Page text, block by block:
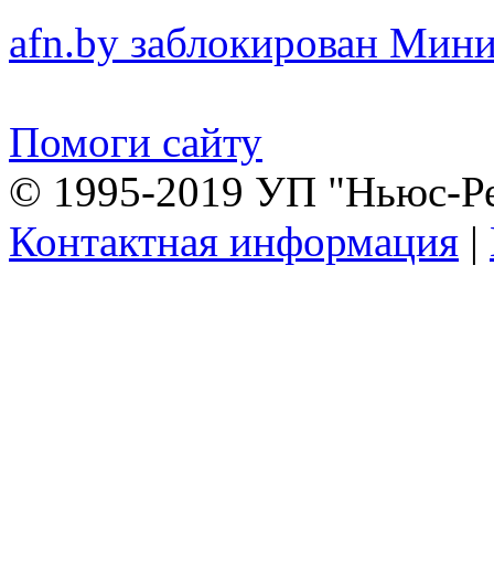
afn.by заблокирован
Помоги сайту
© 1995-2019 УП "Ньюс-
Контактная информация |